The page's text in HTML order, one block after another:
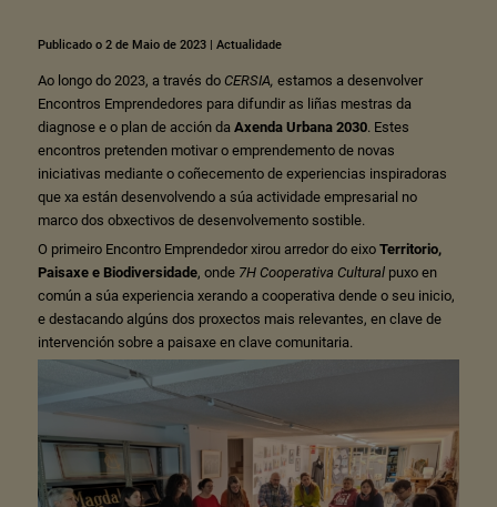
Publicado o 2 de Maio de 2023| Actualidade
Ao longo do 2023, a través do CERSIA, estamos a desenvolver
Encontros Emprendedores para difundir as liñas mestras da
diagnose e o plan de acción da Axenda Urbana 2030. Estes
encontros pretenden motivar o emprendemento de novas
iniciativas mediante o coñecemento de experiencias inspiradoras
que xa están desenvolvendo a súa actividade empresarial no
marco dos obxectivos de desenvolvemento sostible.
O primeiro Encontro Emprendedor xirou arredor do eixo Territorio,
Paisaxe e Biodiversidade, onde 7H Cooperativa Culturalpuxo en
común a súa experiencia xerando a cooperativa dende o seu inicio,
e destacando algúns dos proxectos mais relevantes, en clave de
intervención sobre a paisaxe en clave comunitaria.